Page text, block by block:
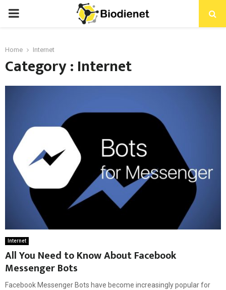
PRIMARY
Home Internet
Category : Internet
Internet
All You Need to Know About Facebook
Messenger Bots
Facebook Messenger Bots have become increasingly popular for